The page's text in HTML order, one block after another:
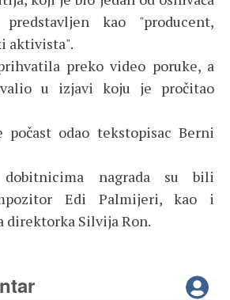
kao "producent,
aktivista".
preko video poruke, a
u izjavi koju je pročitao
počast odao tekstopisac Berni
nagrada su bili
Edi Palmijeri, kao i
direktorka Silvija Ron.